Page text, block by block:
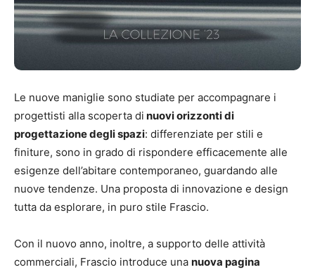
Le nuove maniglie sono studiate per accompagnare i
progettisti alla scoperta di nuovi orizzonti di
progettazione degli spazi: differenziate per stili e
finiture, sono in grado di rispondere efficacemente alle
esigenze dell’abitare contemporaneo, guardando alle
nuove tendenze. Una proposta di innovazione e design
tutta da esplorare, in puro stile Frascio.
Con il nuovo anno, inoltre, a supporto delle attività
commerciali, Frascio introduce una nuova pagina